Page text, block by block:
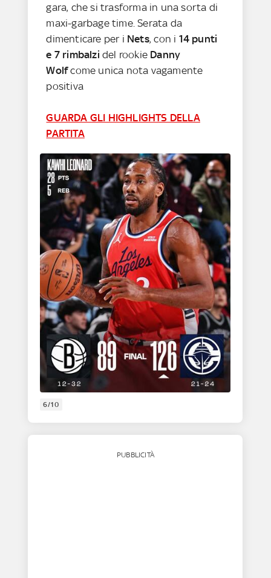
gara, che si trasforma in una sorta di
maxi-garbage time. Serata da
dimenticare per i Nets, con i 14 punti
e 7 rimbalzi del rookie Danny
Wolfcome unica nota vagamente
positiva
GUARDA GLI HIGHLIGHTS DELLA
PARTITA
6/10
PUBBLICITÀ